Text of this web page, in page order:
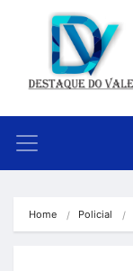
Home Policial